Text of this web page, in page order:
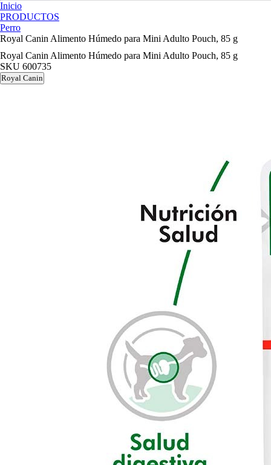
Inicio
PRODUCTOS
Perro
Royal Canin Alimento Húmedo para Mini Adulto Pouch, 85 g
Royal Canin Alimento Húmedo para Mini Adulto Pouch, 85 g
SKU 600735
Royal Canin